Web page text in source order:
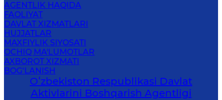
AGENTLIK HAQIDA
FAOLIYAT
DAVLAT XIZMATLARI
HUJJATLAR
MAXFIYLIK SIYOSATI
OCHIQ MA'LUMOTLAR
AXBOROT XIZMATI
BOG‘LANISH
Oʻzbekiston Respublikasi Davlat
Aktivlarini Boshqarish Agentligi